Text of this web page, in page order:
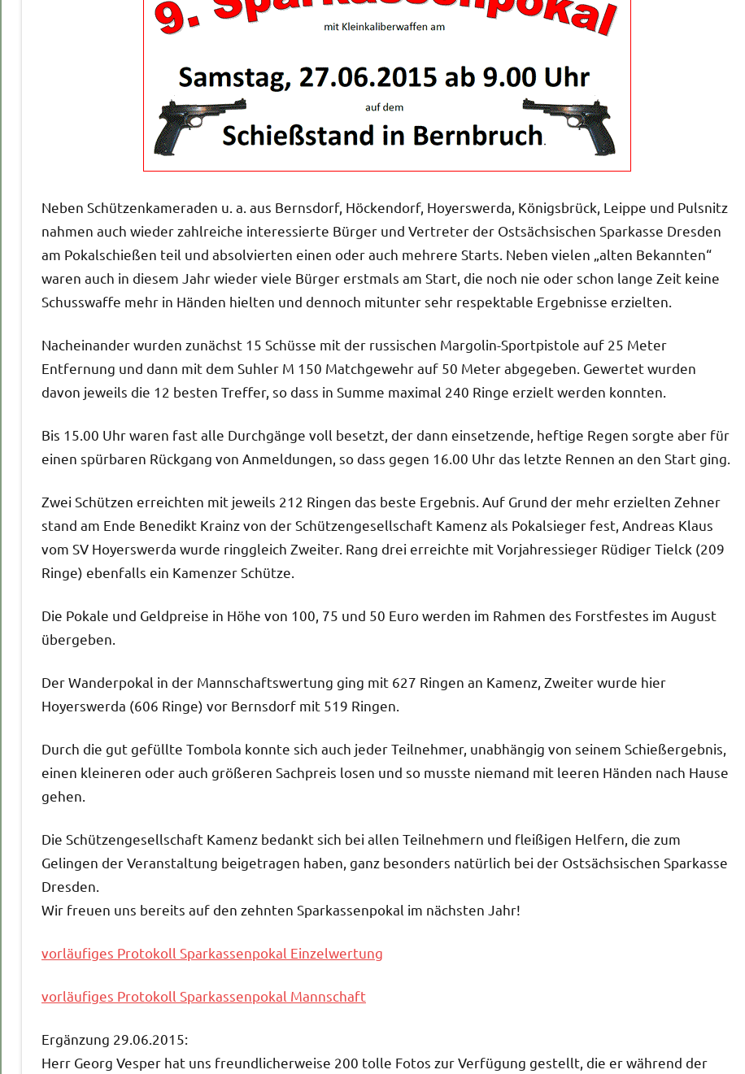
Neben Schützenkameraden u. a. aus Bernsdorf, Höckendorf, Hoyerswerda, Königsbrück, Leippe und Pulsnitz
nahmen auch wieder zahlreiche interessierte Bürger und Vertreter der Ostsächsischen Sparkasse Dresden
am Pokalschießen teil und absolvierten einen oder auch mehrere Starts. Neben vielen „alten Bekannten“
waren auch in diesem Jahr wieder viele Bürger erstmals am Start, die noch nie oder schon lange Zeit keine
Schusswaffe mehr in Händen hielten und dennoch mitunter sehr respektable Ergebnisse erzielten.
Nacheinander wurden zunächst 15 Schüsse mit der russischen Margolin-Sportpistole auf 25 Meter
Entfernung und dann mit dem Suhler M 150 Matchgewehr auf 50 Meter abgegeben. Gewertet wurden
davon jeweils die 12 besten Treffer, so dass in Summe maximal 240 Ringe erzielt werden konnten.
Bis 15.00 Uhr waren fast alle Durchgänge voll besetzt, der dann einsetzende, heftige Regen sorgte aber für
einen spürbaren Rückgang von Anmeldungen, so dass gegen 16.00 Uhr das letzte Rennen an den Start ging.
Zwei Schützen erreichten mit jeweils 212 Ringen das beste Ergebnis. Auf Grund der mehr erzielten Zehner
stand am Ende Benedikt Krainz von der Schützengesellschaft Kamenz als Pokalsieger fest, Andreas Klaus
vom SV Hoyerswerda wurde ringgleich Zweiter. Rang drei erreichte mit Vorjahressieger Rüdiger Tielck (209
Ringe) ebenfalls ein Kamenzer Schütze.
Die Pokale und Geldpreise in Höhe von 100, 75 und 50 Euro werden im Rahmen des Forstfestes im August
übergeben.
Der Wanderpokal in der Mannschaftswertung ging mit 627 Ringen an Kamenz, Zweiter wurde hier
Hoyerswerda (606 Ringe) vor Bernsdorf mit 519 Ringen.
Durch die gut gefüllte Tombola konnte sich auch jeder Teilnehmer, unabhängig von seinem Schießergebnis,
einen kleineren oder auch größeren Sachpreis losen und so musste niemand mit leeren Händen nach Hause
gehen.
Die Schützengesellschaft Kamenz bedankt sich bei allen Teilnehmern und fleißigen Helfern, die zum
Gelingen der Veranstaltung beigetragen haben, ganz besonders natürlich bei der Ostsächsischen Sparkasse
Dresden.
Wir freuen uns bereits auf den zehnten Sparkassenpokal im nächsten Jahr!
vorläufiges Protokoll Sparkassenpokal Einzelwertung
vorläufiges Protokoll Sparkassenpokal Mannschaft
Ergänzung 29.06.2015:
Herr Georg Vesper hat uns freundlicherweise 200 tolle Fotos zur Verfügung gestellt, die er während der